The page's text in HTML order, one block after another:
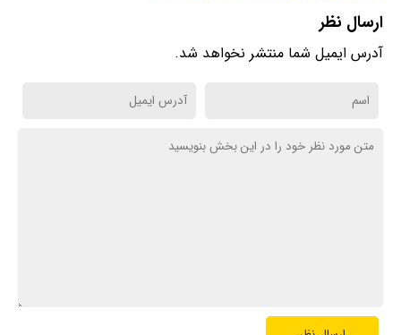
ارسال نظر
آدرس ایمیل شما منتشر نخواهد شد.